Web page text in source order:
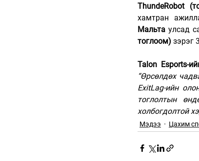
ThundeRobot
хамтран
Мальта улсад
тоглоом) зэрэг
“Өрсөлдөх
ExitLag-ийн
тоглолтын
холбогдолтой
Мэдээ Цахим